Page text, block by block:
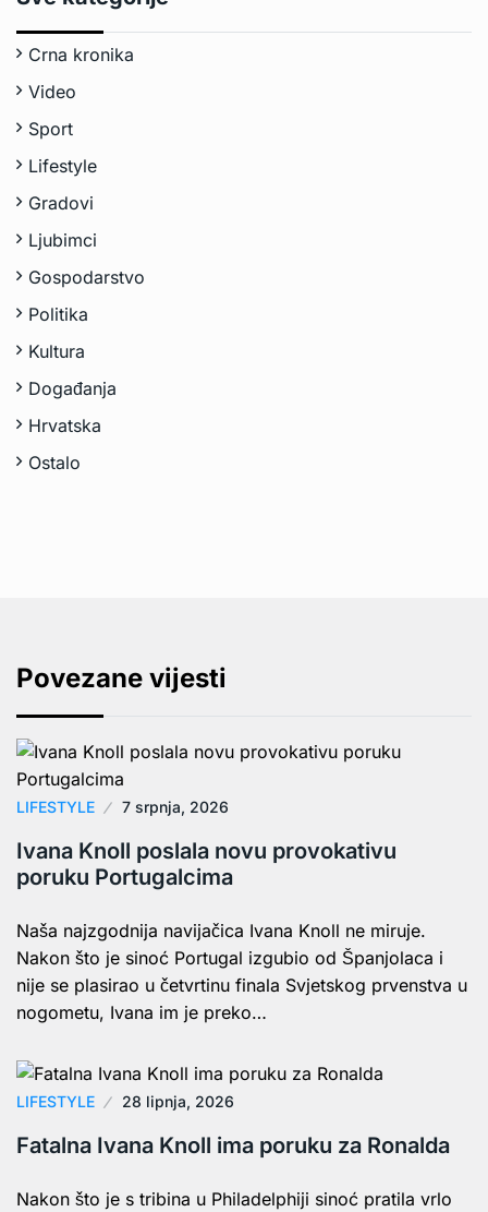
Crna kronika
Video
Sport
Lifestyle
Gradovi
Ljubimci
Gospodarstvo
Politika
Kultura
Događanja
Hrvatska
Ostalo
Povezane vijesti
LIFESTYLE 7 srpnja, 2026
Ivana Knoll poslala novu provokativu
poruku Portugalcima
Naša najzgodnija navijačica Ivana Knoll ne miruje.
Nakon što je sinoć Portugal izgubio od Španjolaca i
nije se plasirao u četvrtinu finala Svjetskog prvenstva u
nogometu, Ivana im je preko…
LIFESTYLE 28 lipnja, 2026
Fatalna Ivana Knoll ima poruku za Ronalda
Nakon što je s tribina u Philadelphiji sinoć pratila vrlo